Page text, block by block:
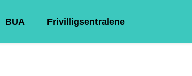
BUA Frivilligsentralene